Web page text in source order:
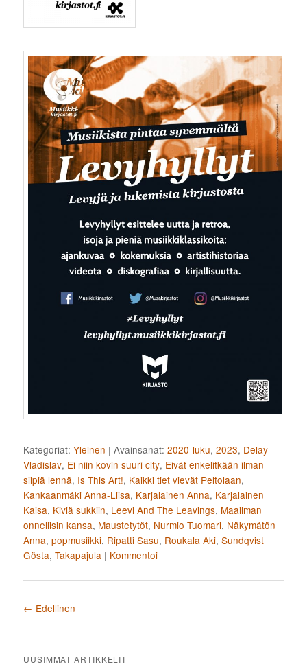
Kategoriat: Yleinen |Avainsanat: 2020-luku,2023, Delay
Vladislav, Ei niin kovin suuri city, Eivät enkelitkään ilman
siipiä lennä, Is This Art!, Kaikki tiet vievät Peltolaan,
Kankaanmäki Anna-Liisa, Karjalainen Anna, Karjalainen
Kaisa, Kiviä sukkiin, Leevi And The Leavings, Maailman
onnellisin kansa, Maustetytöt, Nurmio Tuomari, Näkymätön
Anna,popmusiikki, Ripatti Sasu, Roukala Aki,Sundqvist
Gösta,Takapajula | Kommentoi
Artikkelien selaus
← Edellinen
UUSIMMAT ARTIKKELIT